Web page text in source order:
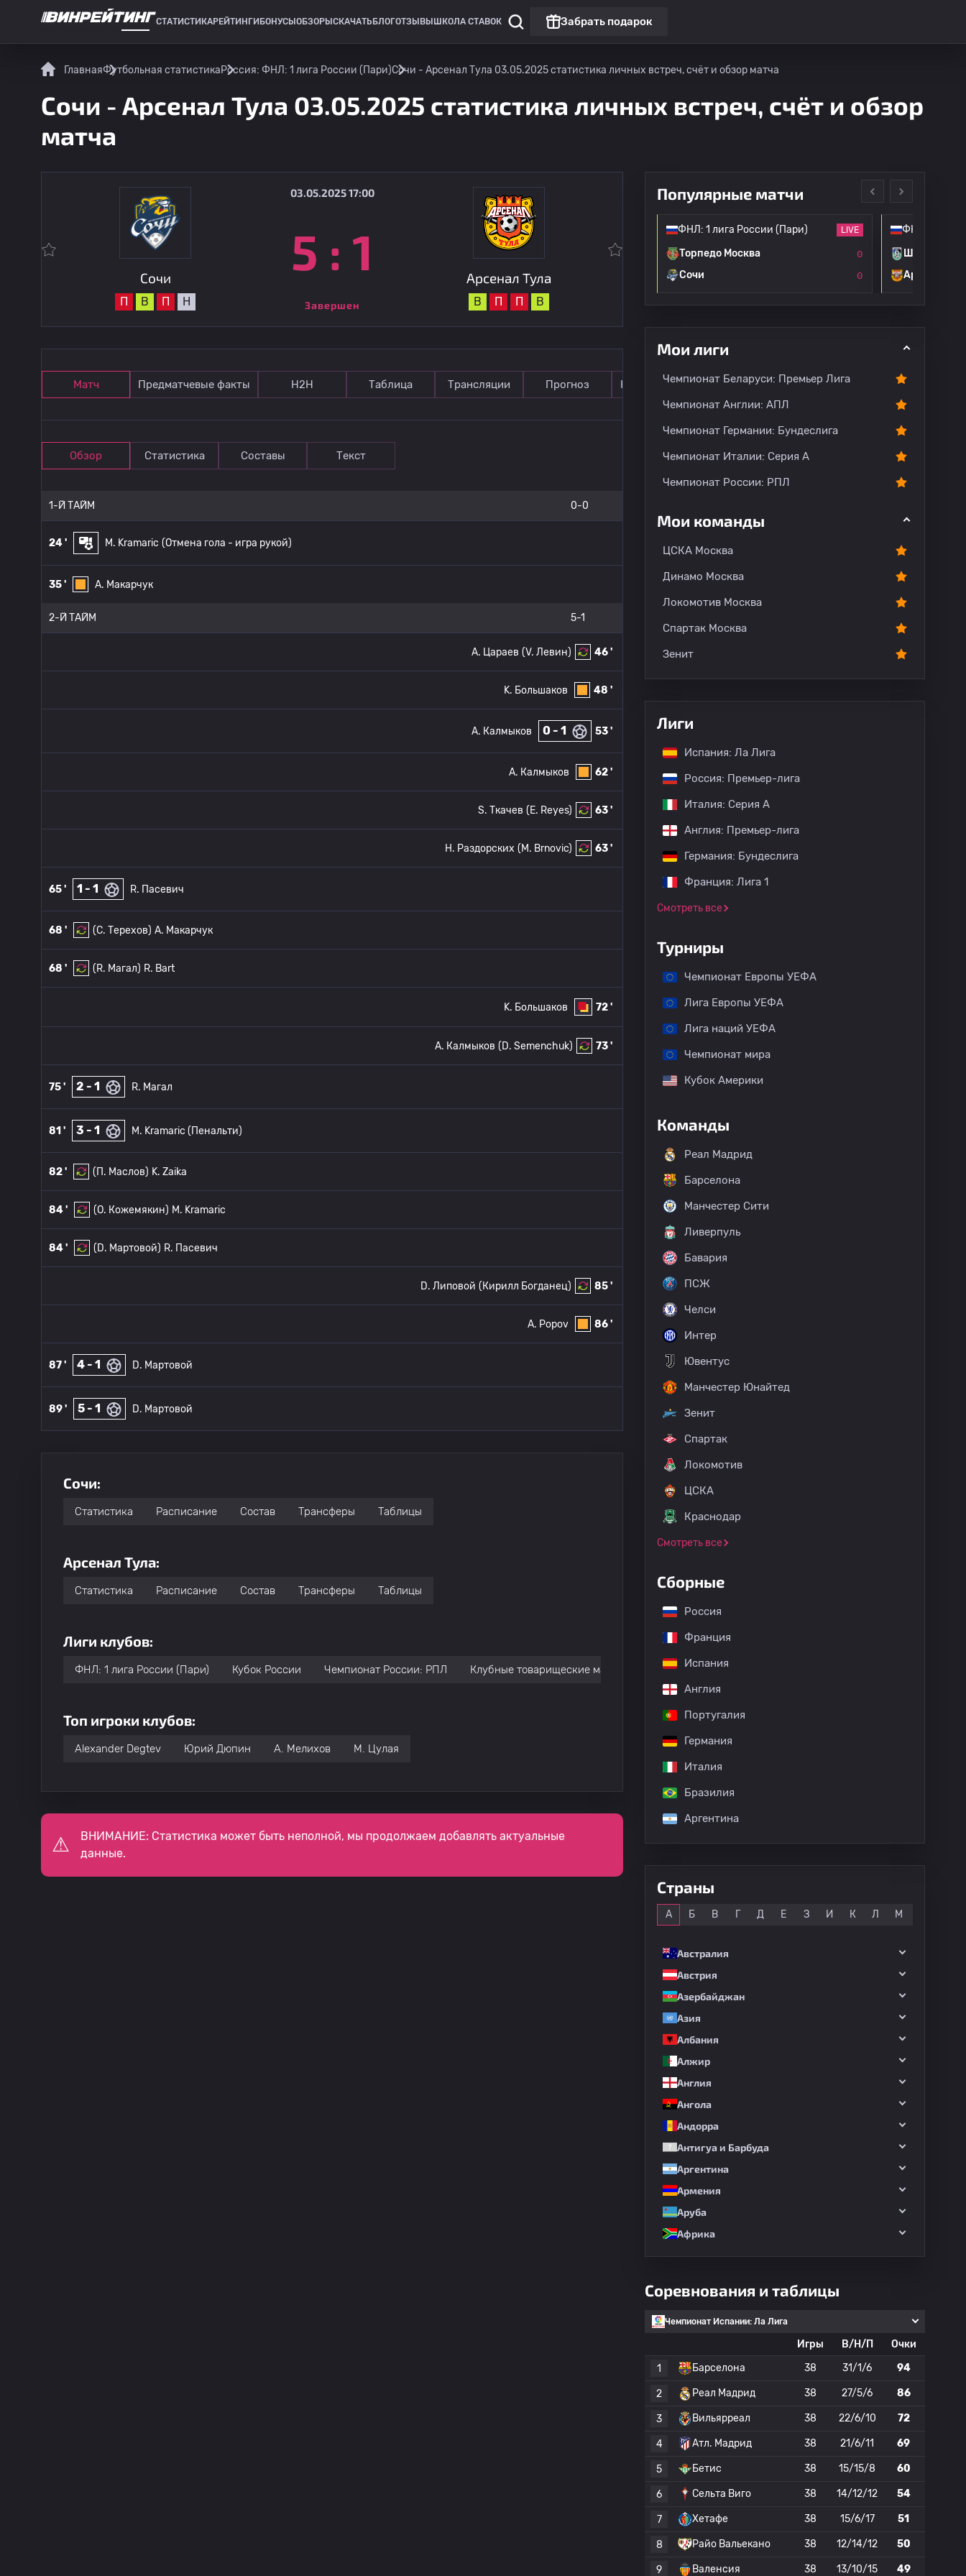
СТАТИСТИКАРЕЙТИНГИ БОНУСЫ ОБЗОРЫ СКАЧАТЬ БЛОГОТЗЫВЫ ШКОЛА СТАВОК Забрать подарок
ГлавнаяФутбольная статистикаРоссия: ФНЛ: 1 лига России (Пари)Сочи - Арсенал Тула 03.05.2025 статистика личных встреч, счёт и обзор матча
Сочи - Арсенал Тула 03.05.2025 статистика личных встреч, счёт и обзор
матча
Сочи
П В П Н
03.05.2025 17:00
5 : 1
Завершен
Арсенал Тула
В П П В
Матч Предматчевые факты Н2Н Таблица Трансляции Прогноз Комментарии
Обзор Статистика Составы Текст
1-Й ТАЙМ 0-0
24 ' M. Kramaric (Отмена гола - игра рукой)
35 ' A. Макарчук
2-Й ТАЙМ 5-1
46 '
(V. Левин)
A. Цараев
48 '
K. Большаков
53 '
0 - 1
A. Калмыков
62 '
A. Калмыков
63 '
(E. Reyes)
S. Ткачев
63 '
(M. Brnovic)
Н. Раздорских
65 ' 1 - 1 R. Пасевич
68 ' (С. Терехов) A. Макарчук
68 ' (R. Магал) R. Bart
72 '
K. Большаков
73 '
(D. Semenchuk)
A. Калмыков
75 ' 2 - 1 R. Магал
81 ' 3 - 1 M. Kramaric (Пенальти)
82 ' (П. Маслов) K. Zaika
84 ' (О. Кожемякин) M. Kramaric
84 ' (D. Мартовой) R. Пасевич
85 '
(Кирилл Богданец)
D. Липовой
86 '
A. Popov
87 ' 4 - 1 D. Мартовой
89 ' 5 - 1 D. Мартовой
Сочи:
Статистика Расписание Состав Трансферы Таблицы
Арсенал Тула:
Статистика Расписание Состав Трансферы Таблицы
Лиги клубов:
ФНЛ: 1 лига России (Пари) Кубок России Чемпионат России: РПЛ Клубные товарищеские матчи
Топ игроки клубов:
Alexander Degtev Юрий Дюпин A. Мелихов М. Цулая
ВНИМАНИЕ: Статистика может быть неполной, мы продолжаем добавлять актуальные
данные.
Популярные матчи
ФНЛ: 1 лига России (Пари)
Арсенал Тула
08.08
ФНЛ: 1 лига России (Пари) LIVE
Торпедо Москва 0
Сочи 0
ФНЛ: 1 лига
Шинник
Арсенал
Мои лиги
Чемпионат Беларуси: Премьер Лига
Чемпионат Англии: АПЛ
Чемпионат Германии: Бундеслига
Чемпионат Италии: Серия А
Чемпионат России: РПЛ
Мои команды
ЦСКА Москва
Динамо Москва
Локомотив Москва
Спартак Москва
Зенит
Лиги
Испания: Ла Лига
Россия: Премьер-лига
Италия: Серия А
Англия: Премьер-лига
Германия: Бундеслига
Франция: Лига 1
Смотреть все
Турниры
Чемпионат Европы УЕФА
Лига Европы УЕФА
Лига наций УЕФА
Чемпионат мира
Кубок Америки
Команды
Реал Мадрид
Барселона
Манчестер Сити
Ливерпуль
Бавария
ПСЖ
Челси
Интер
Ювентус
Манчестер Юнайтед
Зенит
Спартак
Локомотив
ЦСКА
Краснодар
Смотреть все
Сборные
Россия
Франция
Испания
Англия
Португалия
Германия
Италия
Бразилия
Аргентина
Страны
А Б В Г Д Е З И К Л М
Австралия
Австрия
Азербайджан
Азия
Албания
Алжир
Англия
Ангола
Андорра
Антигуа и Барбуда
Аргентина
Армения
Аруба
Африка
Соревнования и таблицы
Чемпионат Испании: Ла Лига
Игры В/Н/П
Очки
1
Барселона 38 31/1/6 94
2 Реал Мадрид 38 27/5/6 86
3 Вильярреал 38 22/6/10 72
4 Атл. Мадрид 38 21/6/11 69
5 Бетис 38 15/15/8 60
6 Сельта Виго 38 14/12/12 54
7 Хетафе 38 15/6/17 51
8 Райо Вальекано 38 12/14/12 50
9 Валенсия 38 13/10/15 49